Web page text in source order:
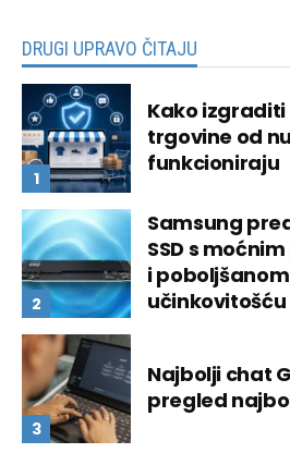
DRUGI UPRAVO ČITAJU
Kako
trgovine od
funkcioniraju
Samsung
SSD s
i
učinkovitošću
Najbolji chat
pregled